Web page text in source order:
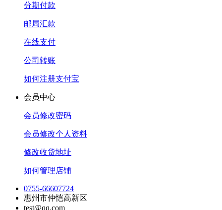
分期付款
邮局汇款
在线支付
公司转账
如何注册支付宝
会员中心
会员修改密码
会员修改个人资料
修改收货地址
如何管理店铺
0755-66607724
惠州市仲恺高新区
test@qq.com